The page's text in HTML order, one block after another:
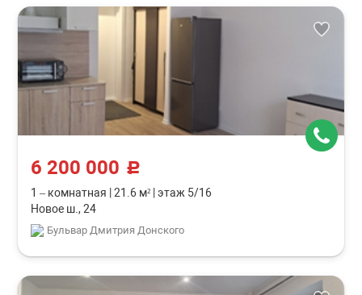
6 200 000 c
1 – комнатная 21.6 м² этаж 5/16
Новое ш., 24
Бульвар Дмитрия Донского